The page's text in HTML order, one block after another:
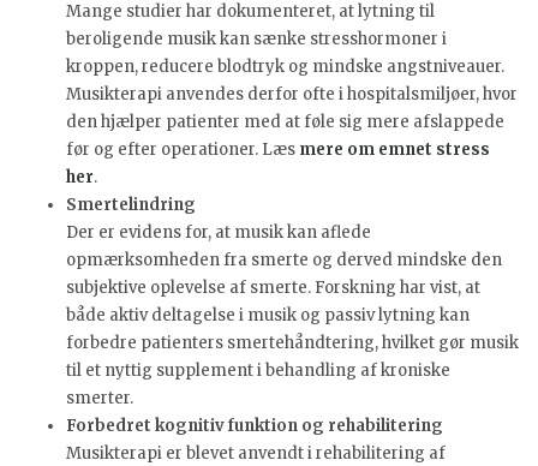
Mange studier har dokumenteret, at lytning til
beroligende musik kan sænke stresshormoner i
kroppen, reducere blodtryk og mindske angstniveauer.
Musikterapi anvendes derfor ofte i hospitalsmiljøer, hvor
den hjælper patienter med at føle sig mere afslappede
før og efter operationer. Læs mere om emnet stress
her.
Smertelindring
Der er evidens for, at musik kan aflede
opmærksomheden fra smerte og derved mindske den
subjektive oplevelse af smerte. Forskning har vist, at
både aktiv deltagelse i musik og passiv lytning kan
forbedre patienters smertehåndtering, hvilket gør musik
til et nyttig supplement i behandling af kroniske
smerter.
Forbedret kognitiv funktion og rehabilitering
Musikterapi er blevet anvendt i rehabilitering af